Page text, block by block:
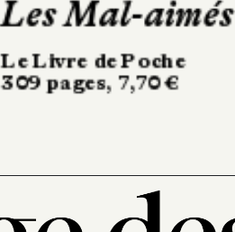
Le Livre de Poche